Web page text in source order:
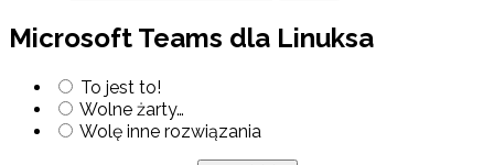
Microsoft Teams dla Linuksa
To jest to!
Wolne żarty…
Wolę inne rozwiązania